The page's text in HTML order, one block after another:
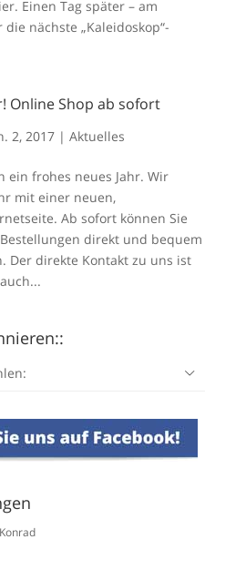
Einen Tag später – am
nächste „Kaleidoskop“-
Online Shop ab sofort
2, 2017| Aktuelles
ein frohes neues Jahr. Wir
mit einer neuen,
Ab sofort können Sie
direkt und bequem
Der direkte Kontakt zu uns ist